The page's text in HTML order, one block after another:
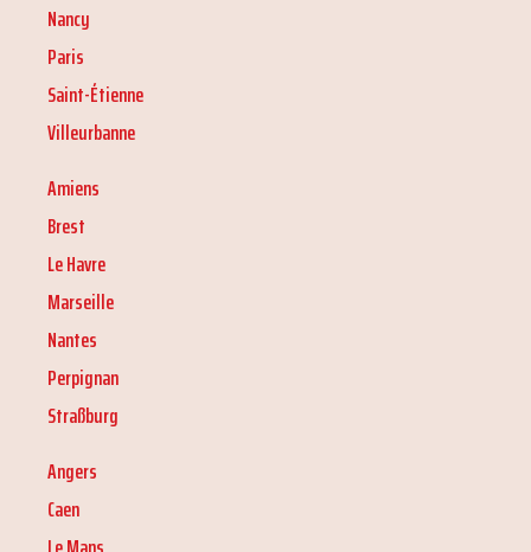
Nancy
Paris
Saint-Étienne
Villeurbanne
Amiens
Brest
Le Havre
Marseille
Nantes
Perpignan
Straßburg
Angers
Caen